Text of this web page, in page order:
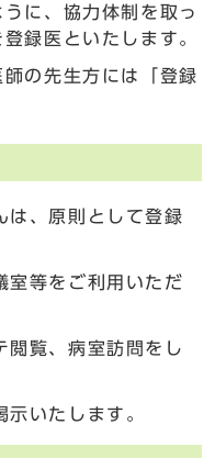
に、協力体制を取っ
録医といたします。
の先生方には「登録
は、原則として登録
室等をご利用いただ
閲覧、病室訪問をし
いたします。